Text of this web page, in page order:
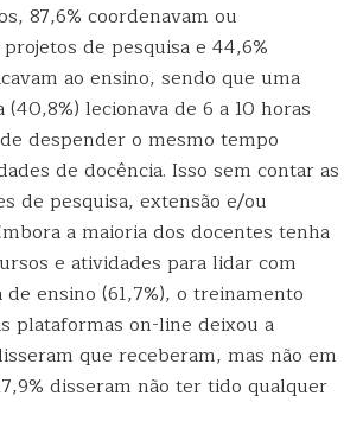
87,6% coordenavam ou
de pesquisa e 44,6%
ao ensino, sendo que uma
lecionava de 6 a 10 horas
despender o mesmo tempo
de docência. Isso sem contar as
de pesquisa, extensão e/ou
a maioria dos docentes tenha
e atividades para lidar com
ensino (61,7%), o treinamento
plataformas on-line deixou a
que receberam, mas não em
disseram não ter tido qualquer